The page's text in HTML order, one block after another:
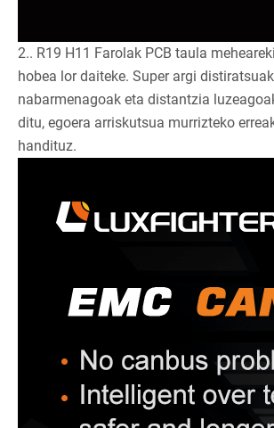
2.. R19 H11 Farolak PCB taula
hobea lor daiteke. Super argi
nabarmenagoak eta distantzia
ditu, egoera arriskutsua murrizteko
handituz.